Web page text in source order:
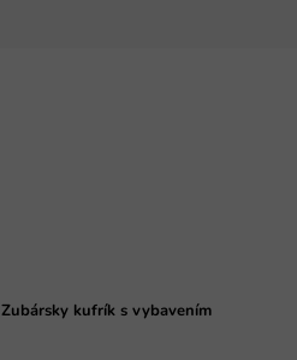
Zubársky kufrík s vybavením